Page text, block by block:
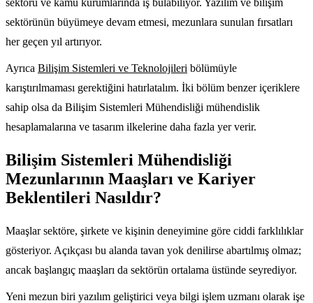
sektörünün büyümeye devam etmesi, mezunlara sunulan fırsatları
her geçen yıl artırıyor.
Ayrıca Bilişim Sistemleri ve Teknolojileri bölümüyle
karıştırılmaması gerektiğini hatırlatalım. İki bölüm benzer içeriklere
sahip olsa da Bilişim Sistemleri Mühendisliği mühendislik
hesaplamalarına ve tasarım ilkelerine daha fazla yer verir.
Bilişim Sistemleri Mühendisliği
Mezunlarının Maaşları ve Kariyer
Beklentileri Nasıldır?
Maaşlar sektöre, şirkete ve kişinin deneyimine göre ciddi farklılıklar
gösteriyor. Açıkçası bu alanda tavan yok denilirse abartılmış olmaz;
ancak başlangıç maaşları da sektörün ortalama üstünde seyrediyor.
Yeni mezun biri yazılım geliştirici veya bilgi işlem uzmanı olarak işe